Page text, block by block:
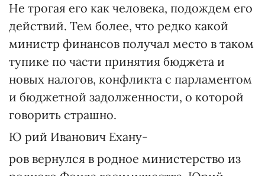
Не трогая его как человека, подождем его
действий. Тем более, что редко какой
министр финансов получал место в таком
тупике по части принятия бюджета и
новых налогов, конфликта с парламентом
и бюджетной задолженности, о которой
говорить страшно.
Ю рий Иванович Ехану-
ров вернулся в родное министерство из